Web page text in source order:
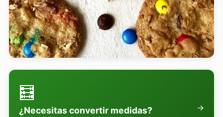
🧮
¿Necesitas convertir medidas? →